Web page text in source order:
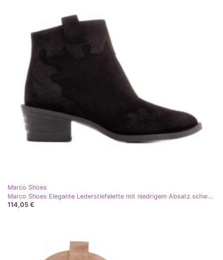
Marco Shoes
Marco Shoes Elegante Lederstiefelette mit niedrigem Absatz schwarz
114,05 €